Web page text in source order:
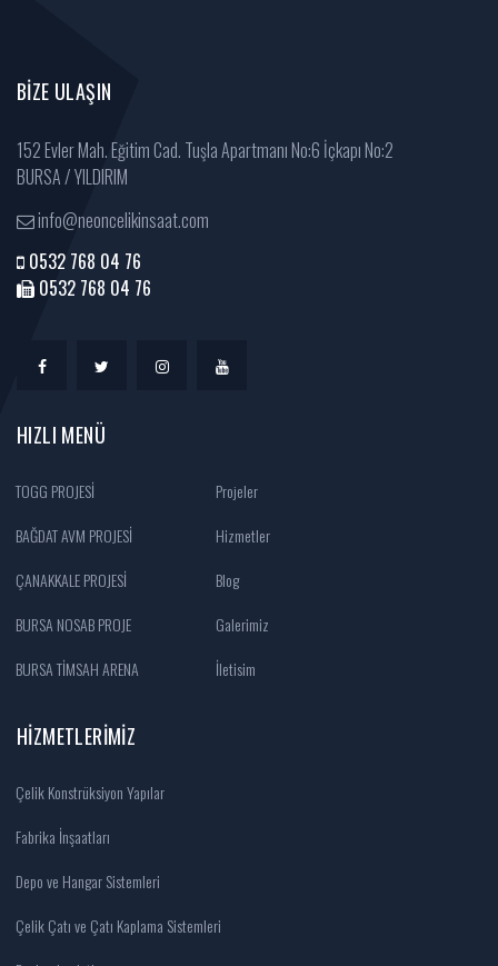
BIZE ULAŞIN
152 Evler Mah. Eğitim Cad. Tuşla Apartmanı No:6 İçkapı No:2
BURSA / YILDIRIM
info@neoncelikinsaat.com
0532 768 04 76
0532 768 04 76
HIZLI MENÜ
TOGG PROJESİ
BAĞDAT AVM PROJESİ
ÇANAKKALE PROJESİ
BURSA NOSAB PROJE
BURSA TİMSAH ARENA
Projeler
Hizmetler
Blog
Galerimiz
İletisim
HIZMETLERIMIZ
Çelik Konstrüksiyon Yapılar
Fabrika İnşaatları
Depo ve Hangar Sistemleri
Çelik Çatı ve Çatı Kaplama Sistemleri